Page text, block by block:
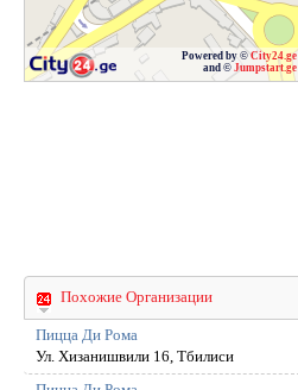
Powered by ©City24.ge
and © Jumpstart.ge
Похожие Организации
Пицца Ди Рома
Ул. Хизанишвили 16, Тбилиси